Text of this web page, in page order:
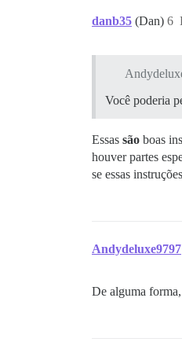
danb35 (Dan) 6
Você poderia
Essas são boas
houver partes
se essas
Andydeluxe9797
De alguma